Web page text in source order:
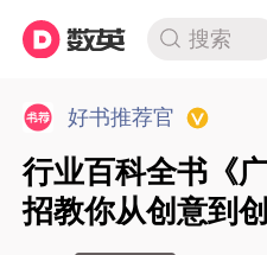
搜索
好书推荐官
行业百科全书《
招教你从创意到